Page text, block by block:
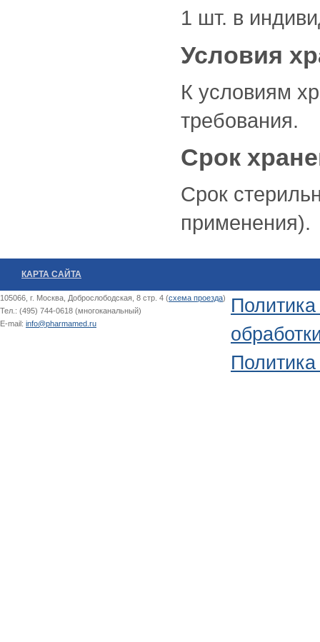
1 шт. в
Условия
К условиям
требования.
Срок
Срок
применения).
КАРТА САЙТА
105066, г. Москва, Доброслободская, 8 стр. 4 (схема проезда)
Тел.: (495) 744-0618 (многоканальный)
E-mail: info@pharmamed.ru